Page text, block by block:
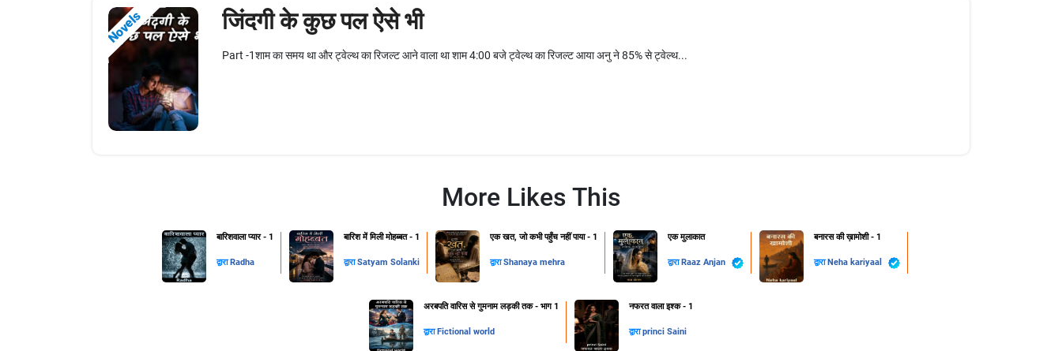
Novels जिंदगी के कुछ पल ऐसे भी
Part -1शाम का समय था और ट्वेल्थ का रिजल्ट आने वाला था शाम 4:00 बजे ट्वेल्थ का रिजल्ट आया अनु ने 85% से ट्वेल्थ...
More Likes This
बारिशवाला प्यार - 1
द्वारा Radha
बारिश में मिली मोहब्बत - 1
द्वाराSatyam Solanki
एक खत, जो कभी पहुँच नहीं पाया - 1
द्वाराShanaya mehra
एक मुलाकात
द्वारा Raaz Anjan
बनारस की ख़ामोशी - 1
द्वारा Neha kariyaal
अरबपति वारिस से गुमनाम लड़की तक - भाग 1
द्वारा Fictional world
नफरत वाला इश्क - 1
द्वाराprinci Saini